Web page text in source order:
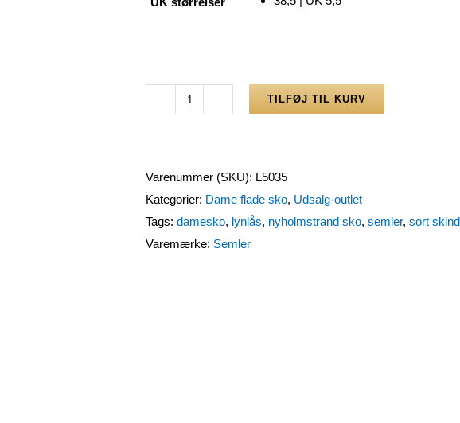
blå
skind
med
lynlås
TILFØJ TIL KURV
Varenummer (SKU): L5035
Kategorier: Dame flade sko, Udsalg-outlet
Tags: damesko, lynlås, nyholmstrand sko, semler, sort skind
Varemærke: Semler